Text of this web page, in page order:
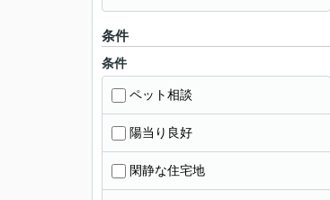
条件
条件
ペット相談
陽当り良好
閑静な住宅地